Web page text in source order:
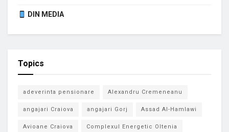
DIN MEDIA
Topics
adeverinta pensionare Alexandru Cremeneanu
angajari Craiova angajari Gorj Assad Al-Hamlawi
Avioane Craiova Complexul Energetic Oltenia